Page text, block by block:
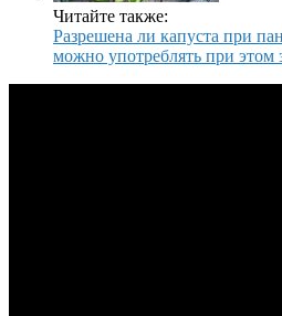
Читайте также:
Разрешена ли капуста при
можно употреблять при этом